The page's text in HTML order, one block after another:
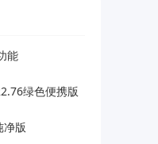
能
绿色便携版
净版